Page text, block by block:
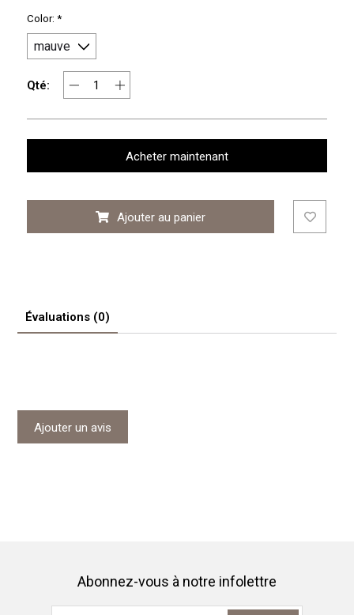
Color: *
Qté:
Acheter maintenant
Ajouter au panier
Évaluations (0)
Ajouter un avis
Abonnez-vous à notre infolettre